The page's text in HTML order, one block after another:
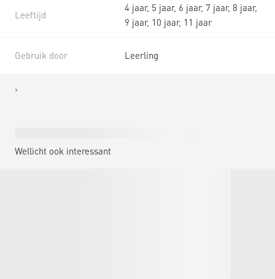
Leeftijd
4 jaar, 5 jaar, 6 jaar, 7 jaar, 8 jaar,
9 jaar, 10 jaar, 11 jaar
Gebruik door Leerling
Wellicht ook interessant